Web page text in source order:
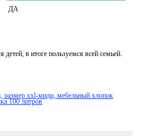
ДА
в итоге пользуемся всей семьей.
размер ххl-миди, мебельный хлопок
100 литров